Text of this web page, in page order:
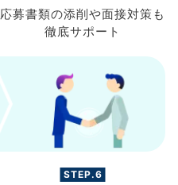
応募書類の添削や面接対策も
徹底サポート
STEP.6